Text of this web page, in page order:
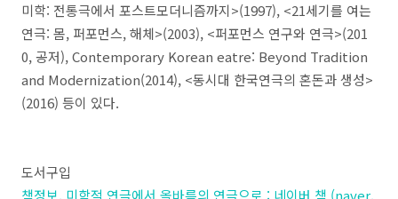
미학: 전통극에서 포스트모더니즘까지>(1997), <21세기를 여는
연극: 몸, 퍼포먼스,해체>(2003), <퍼포먼스 연구와 연극>(201
0,공저), Contemporary Korean eatre: Beyond Tradition
and Modernization(2014), <동시대 한국연극의 혼돈과 생성>
(2016) 등이 있다.
도서구입
책정보, 미학적 연극에서 올바름의 연극으로 : 네이버 책 (naver.